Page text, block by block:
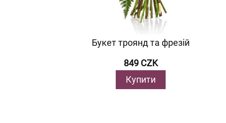
Букет троянд та фрезій
849 CZK
Купити